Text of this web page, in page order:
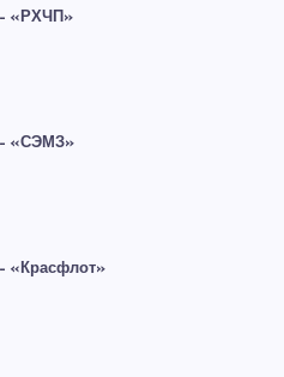
«РХЧП»
«СЭМЗ»
«Красфлот»